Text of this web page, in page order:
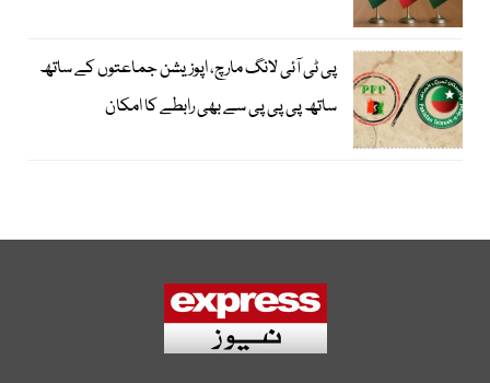
پی ٹی آئی لانگ مارچ، اپوزیشن جماعتوں کے ساتھ
ساتھ پی پی پی سے بھی رابطے کا امکان